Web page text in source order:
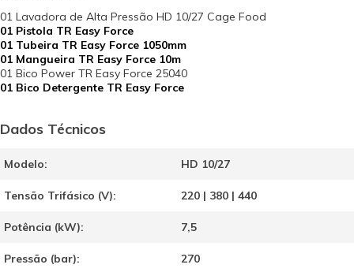
01 Lavadora de Alta Pressão HD 10/27 Cage Food
01 Pistola TR Easy Force
01 Tubeira TR Easy Force 1050mm
01 Mangueira TR Easy Force 10m
01 Bico Power TR Easy Force 25040
01 Bico Detergente TR Easy Force
Dados Técnicos
Modelo: HD 10/27
Tensão Trifásico (V): 220 | 380 | 440
Potência (kW): 7,5
Pressão (bar): 270